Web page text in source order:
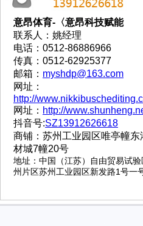
意昂体育-〈意昂科技赋能
联系人：姚经理
电话：0512-86886966
传真：0512-62925377
邮箱： myshdp@163.com
网址：
http://
网址： http://
抖音号:SZ13912626618
商铺：苏州工业园区唯亭幢东
材城7幢20号
地址 ： 中国（江苏）自由贸易试验
州片区苏州工业园区新发路1号一